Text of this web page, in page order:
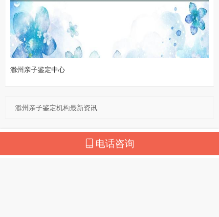
滁州亲子鉴定中心
滁州亲子鉴定机构最新资讯
电话咨询